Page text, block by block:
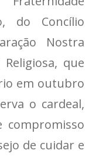
do Concílio
Nostra
que
em outubro
o cardeal,
compromisso
de cuidar e